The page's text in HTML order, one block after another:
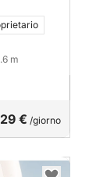
m
€ /giorno